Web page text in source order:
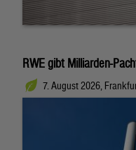
RWE gibt Milliarden-
7. August 2026,